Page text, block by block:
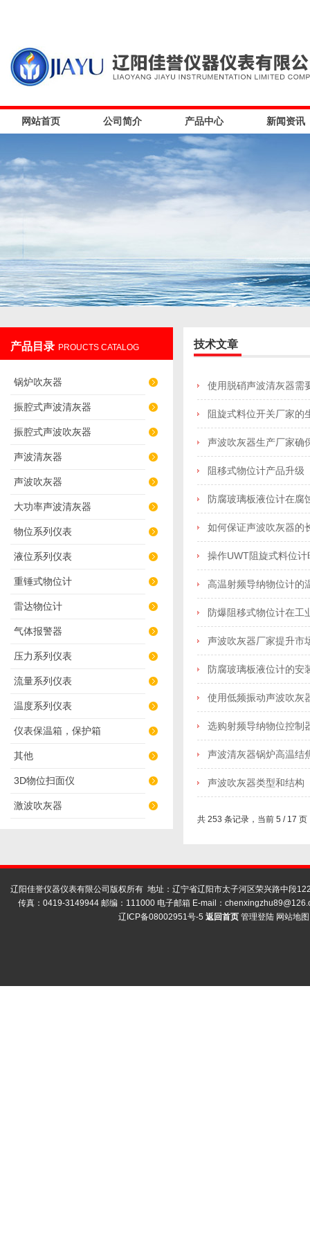
网站首页 公司简介 产品中心 新闻资讯
产品目录 PROUCTS CATALOG
锅炉吹灰器
振腔式声波清灰器
振腔式声波吹灰器
声波清灰器
声波吹灰器
大功率声波清灰器
物位系列仪表
液位系列仪表
重锤式物位计
雷达物位计
气体报警器
压力系列仪表
流量系列仪表
温度系列仪表
仪表保温箱，保护箱
其他
3D物位扫面仪
激波吹灰器
技术文章
使用脱硝声波清灰器需
阻旋式料位开关厂家的
声波吹灰器生产厂家确
阻移式物位计产品升级
防腐玻璃板液位计在腐
如何保证声波吹灰器的
操作UWT阻旋式料位
高温射频导纳物位计的
防爆阻移式物位计在工
声波吹灰器厂家提升市
防腐玻璃板液位计的安
使用低频振动声波吹灰
选购射频导纳物位控制
声波清灰器锅炉高温结
声波吹灰器类型和结构
共 253 条记录，当前 5 / 17
辽阳佳誉仪器仪表有限公司版权所有 地址：辽宁省辽阳市太子河区荣兴路中段
传真：0419-3149944 邮编：111000 电子邮箱 E-mail：
辽ICP备08002951号-5 返回首页 管理登陆 网站地图